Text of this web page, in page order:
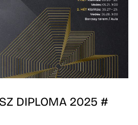
DIPLOMA 2025 #